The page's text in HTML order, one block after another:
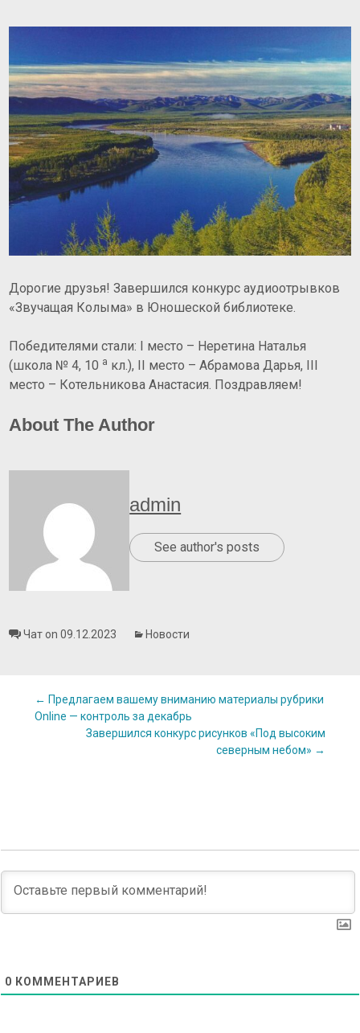
Дорогие друзья! Завершился конкурс аудиоотрывков
«Звучащая Колыма» в Юношеской библиотеке.
Победителями стали: I место – Неретина Наталья
(школа № 4, 10 а кл.), II место – Абрамова Дарья, III
место – Котельникова Анастасия. Поздравляем!
About The Author
admin
See author's posts
Чат on 09.12.2023 Новости
Post
← Предлагаем вашему вниманию материалы рубрики
Online — контроль за декабрь
Завершился конкурс рисунков «Под высоким
северным небом» →
0 КОММЕНТАРИЕВ